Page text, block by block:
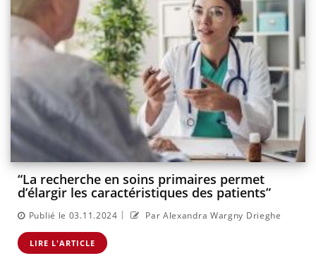
“La recherche en soins primaires permet
d’élargir les caractéristiques des patients”
Publié le 03.11.2024 | Par Alexandra Wargny Drieghe
LIRE L'ARTICLE